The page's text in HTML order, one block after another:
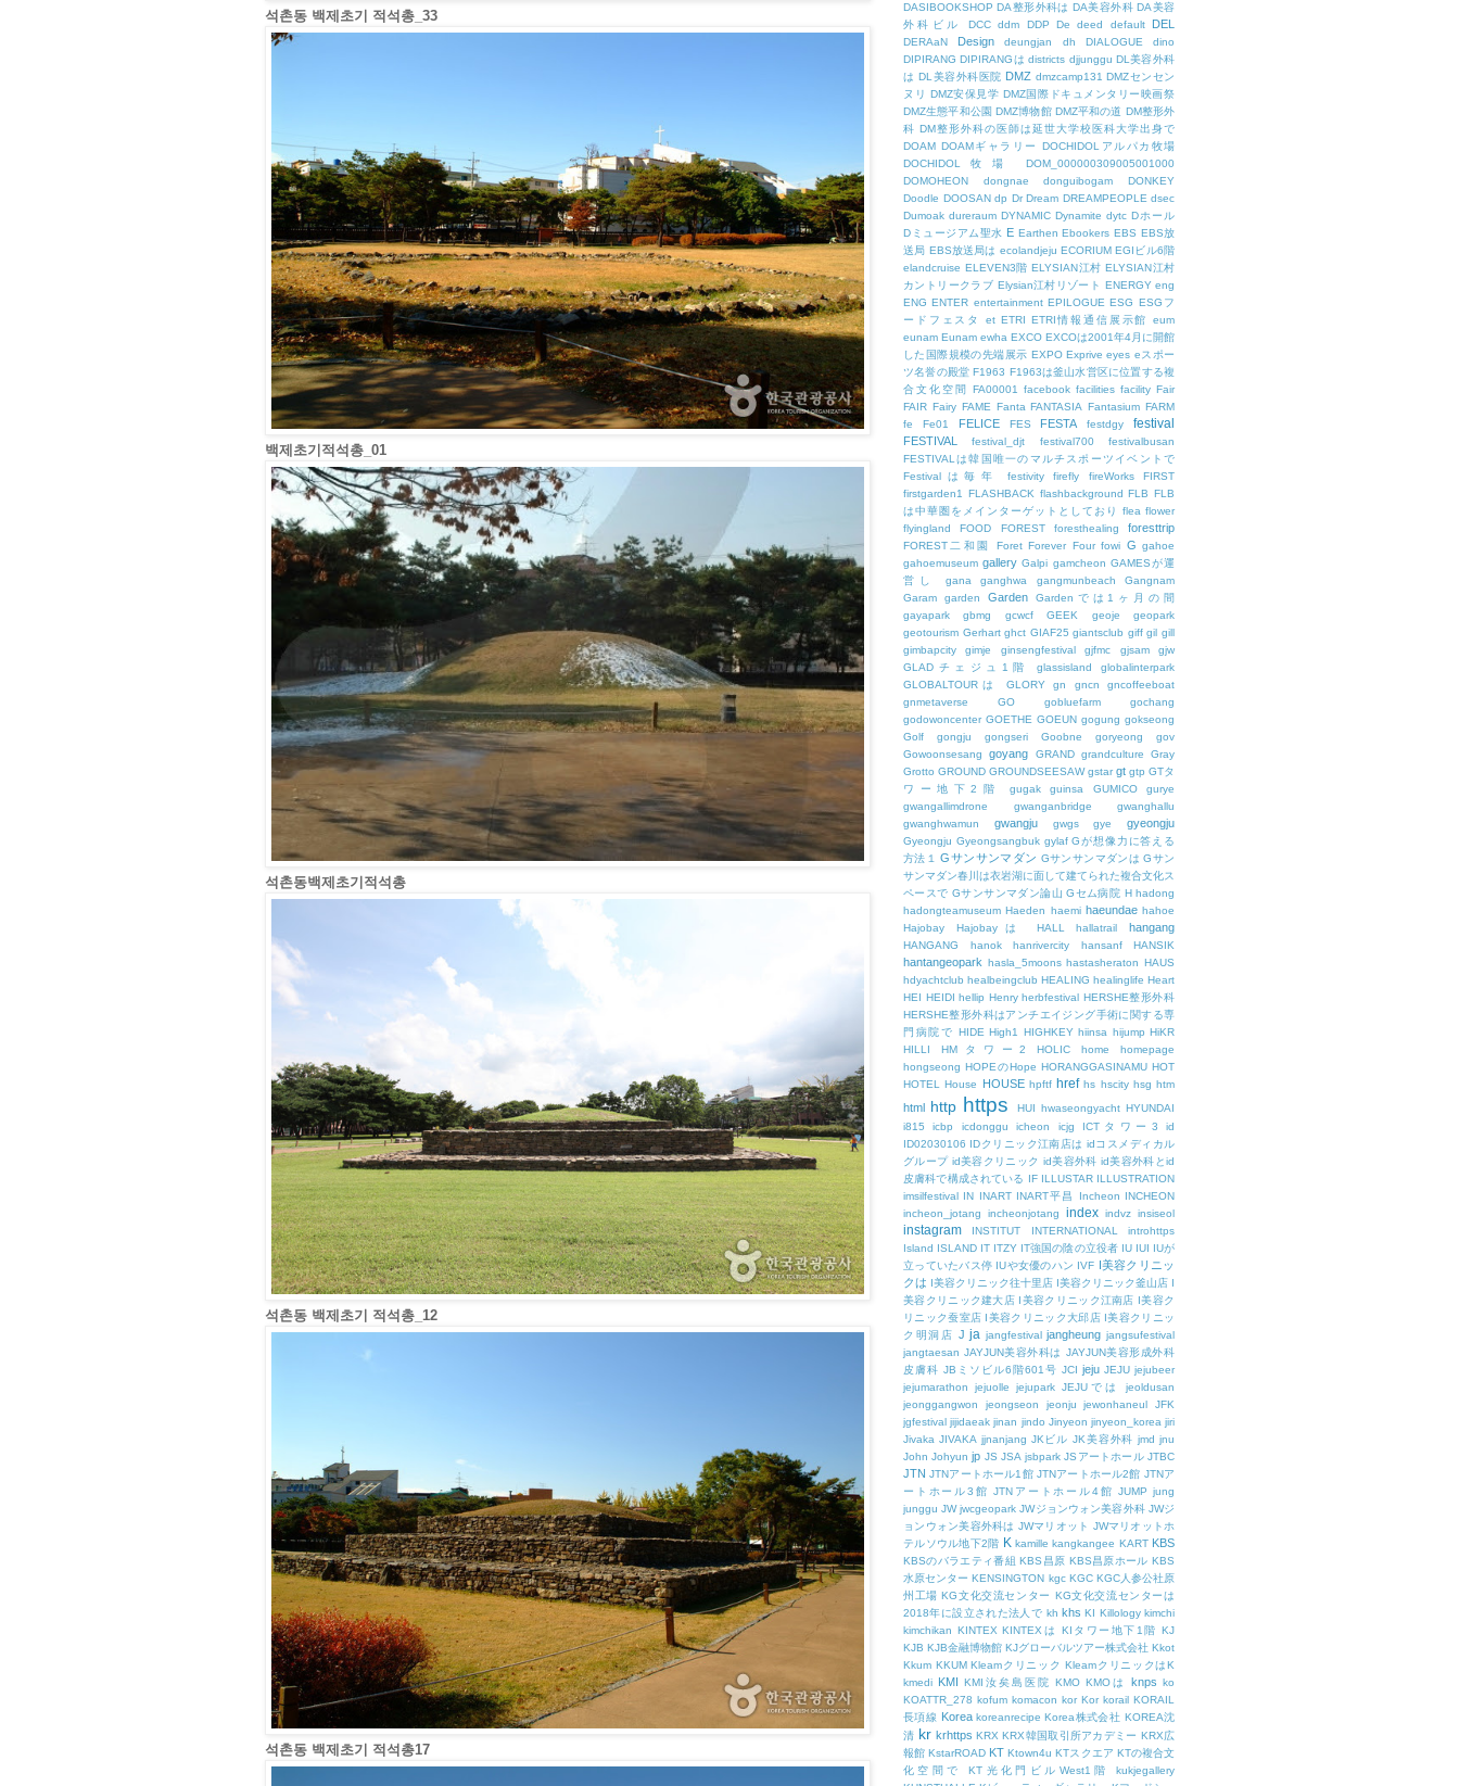
석촌동 백제초기 적석총_33
백제초기적석총_01
석촌동백제초기적석총
석촌동 백제초기 적석총_12
석촌동 백제초기 적석총17
DASIBOOKSHOP DA整形外科は DA美容外科 DA美容
外科ビル
DCC ddm DDP De deed default DEL
DERAaN Design deungjan dh DIALOGUE
dino
DIPIRANG DIPIRANGは districts djjunggu DL美容外科
は DL美容外科医院 DMZ dmzcamp131 DMZセンセン
ヌリ DMZ安保見学 DMZ国際ドキュメンタリー映画祭
DMZ生態平和公園 DMZ博物館 DMZ平和の道 DM整形外
科 DM整形外科の医師は延世大学校医科大学出身で
DOAM DOAMギャラリー
DOCHIDOLアルパカ牧場
DOCHIDOL牧場
DOM_000000309005001000
DOMOHEON
dongnae donguibogam
DONKEY
Doodle DOOSAN dp Dr Dream DREAMPEOPLE dsec
Dumoak dureraum DYNAMIC Dynamite dytc Dホール
Dミュージアム聖水 E Earthen Ebookers EBS EBS放
送局 EBS放送局は ecolandjeju ECORIUM EGIビル6階
elandcruise ELEVEN3階 ELYSIAN江村 ELYSIAN江村
カントリークラブ Elysian江村リゾート ENERGY eng
ENG ENTER entertainment EPILOGUE ESG ESGフ
ードフェスタ
et ETRI ETRI情報通信展示館
eum
eunam Eunam ewha EXCO EXCOは2001年4月に開館
した国際規模の先端展示 EXPO Exprive eyes eスポー
ツ名誉の殿堂 F1963 F1963は釜山水営区に位置する複
合文化空間
FA00001 facebook facilities facility Fair
FAIR Fairy FAME Fanta FANTASIA Fantasium FARM
fe
Fe01 FELICE FES FESTA festdgy festival
FESTIVAL festival_djt festival700
festivalbusan
FESTIVALは韓国唯一のマルチスポーツイベントで
Festivalは毎年
festivity firefly fireWorks
FIRST
firstgarden1
FLASHBACK flashbackground FLB FLB
は中華圏をメインターゲットとしており
flea flower
flyingland
FOOD FOREST foresthealing foresttrip
FOREST二和園 Foret Forever Four fowi G gahoe
gahoemuseum gallery Galpi gamcheon GAMESが運
営し
gana ganghwa gangmunbeach
Gangnam
Garam
garden Garden
Gardenでは1ヶ月の間
gayapark
gbmg gcwcf GEEK geoje
geopark
geotourism Gerhart ghct GIAF25 giantsclub giff gil gill
gimbapcity
gimje ginsengfestival gjfmc gjsam
gjw
GLADチェジュ1階
glassisland
globalinterpark
GLOBALTOURは
GLORY gn gncn
gncoffeeboat
gnmetaverse
GO gobluefarm
gochang
godowoncenter GOETHE GOEUN gogung gokseong
Golf
gongju gongseri Goobne goryeong
gov
Gowoonsesang
goyang GRAND grandculture
Gray
Grotto GROUND GROUNDSEESAW gstar gt gtp GTタ
ワー地下2階
gugak guinsa GUMICO
gurye
gwangallimdrone
gwanganbridge
gwanghallu
gwanghwamun
gwangju gwgs gye gyeongju
Gyeongju Gyeongsangbuk gylaf Gが想像力に答える
方法１
Gサンサンマダン Gサンサンマダンは Gサン
サンマダン春川は衣岩湖に面して建てられた複合文化ス
ペースで Gサンサンマダン論山 Gセム病院 H hadong
hadongteamuseum Haeden haemi haeundae hahoe
Hajobay
Hajobayは HALL hallatrail hangang
HANGANG hanok hanrivercity hansanf HANSIK
hantangeopark hasla_5moons hastasheraton HAUS
hdyachtclub healbeingclub HEALING healinglife Heart
HEI HEIDI hellip Henry herbfestival HERSHE整形外科
HERSHE整形外科はアンチエイジング手術に関する専
門病院で HIDE High1 HIGHKEY hiinsa hijump HiKR
HILLI
HMタワー2 HOLIC home
homepage
hongseong HOPEのHope HORANGGASINAMU HOT
HOTEL
House HOUSE hpftf href hs hscity hsg htm
html http https HUI hwaseongyacht HYUNDAI
i815
icbp icdonggu icheon icjg ICTタワー3
id
ID02030106 IDクリニック江南店は idコスメディカル
グループ id美容クリニック id美容外科 id美容外科とid
皮膚科で構成されている IF ILLUSTAR ILLUSTRATION
imsilfestival IN INART INART平昌 Incheon INCHEON
incheon_jotang
incheonjotang index indvz insiseol
instagram INSTITUT INTERNATIONAL
introhttps
Island ISLAND IT ITZY IT強国の陰の立役者 IU IUI IUが
立っていたバス停 IUや女優のハン IVF I美容クリニッ
クは I美容クリニック往十里店 I美容クリニック釜山店 I
美容クリニック建大店 I美容クリニック江南店 I美容ク
リニック蚕室店 I美容クリニック大邱店 I美容クリニッ
ク明洞店 J ja jangfestival jangheung jangsufestival
jangtaesan JAYJUN美容外科は JAYJUN美容形成外科
皮膚科 JBミソビル6階601号 JCI jeju JEJU jejubeer
jejumarathon
jejuolle jejupark JEJUでは
jeoldusan
jeonggangwon
jeongseon jeonju jewonhaneul
JFK
jgfestival jijidaeak jinan jindo Jinyeon jinyeon_korea jiri
Jivaka JIVAKA jjnanjang JKビル JK美容外科 jmd jnu
John Johyun jp JS JSA jsbpark JSアートホール JTBC
JTN JTNアートホール1館 JTNアートホール2館 JTNア
ートホール3館 JTNアートホール4館 JUMP jung
junggu JW jwcgeopark JWジョンウォン美容外科 JWジ
ョンウォン美容外科は JWマリオット JWマリオットホ
テルソウル地下2階 K kamille kangkangee KART KBS
KBSのバラエティ番組 KBS昌原 KBS昌原ホール KBS
水原センター KENSINGTON kgc KGC KGC人参公社原
州工場 KG文化交流センター KG文化交流センターは
2018年に設立された法人で kh khs KI Killology kimchi
kimchikan KINTEX KINTEXは KIタワー地下1階 KJ
KJB KJB金融博物館 KJグローバルツアー株式会社 Kkot
Kkum KKUM Kleamクリニック KleamクリニックはK
kmedi KMI KMI汝矣島医院 KMO KMOは knps ko
KOATTR_278 kofum komacon kor Kor korail KORAIL
長項線 Korea koreanrecipe Korea株式会社 KOREA沈
清 kr krhttps KRX KRX韓国取引所アカデミー KRX広
報館 KstarROAD KT Ktown4u KTスクエア KTの複合文
化空間で
KT光化門ビルWest1階
kukjegallery